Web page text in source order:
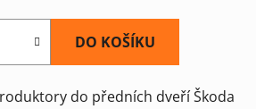
DO KOŠÍKU
do předních dveří Škoda